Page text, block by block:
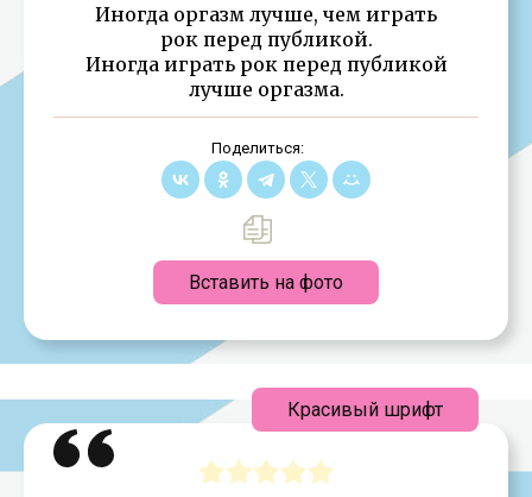
Иногда оргазм лучше, чем играть
рок перед публикой.
Иногда играть рок перед публикой
лучше оргазма.
Поделиться:
Вставить на фото
Красивый шрифт